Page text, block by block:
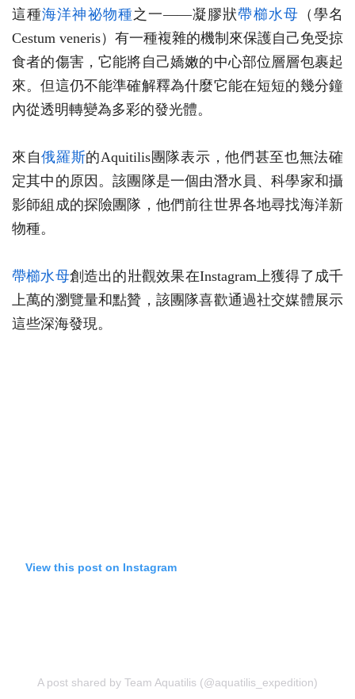
這種海洋神祕物種之一——凝膠狀帶櫛水母 （學名
Cestum veneris）有一種複雜的機制來保護自己免受掠
食者的傷害，它能將自己嬌嫩的中心部位層層包裹起
來。但這仍不能準確解釋為什麼它能在短短的幾分鐘
內從透明轉變為多彩的發光體。
來自俄羅斯的Aquitilis團隊表示，他們甚至也無法確
定其中的原因。該團隊是一個由潛水員、科學家和攝
影師組成的探險團隊，他們前往世界各地尋找海洋新
物種。
帶櫛水母創造出的壯觀效果在Instagram上獲得了成千
上萬的瀏覽量和點贊，該團隊喜歡通過社交媒體展示
這些深海發現。
View this post on Instagram
A post shared by Team Aquatilis (@aquatilis_expedition)